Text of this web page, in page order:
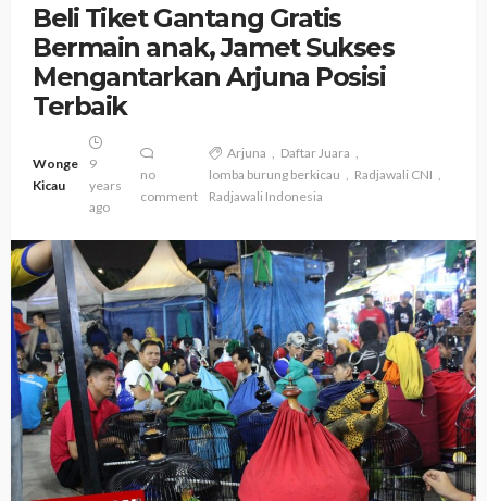
Beli Tiket Gantang Gratis
Bermain anak, Jamet Sukses
Mengantarkan Arjuna Posisi
Terbaik
Wonge
Kicau
9
years
ago
no
comment
Arjuna
Daftar Juara
lomba burung berkicau
Radjawali CNI
Radjawali Indonesia